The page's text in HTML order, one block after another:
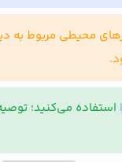
محیطی مربوط به
استفاده می‌کنید؛